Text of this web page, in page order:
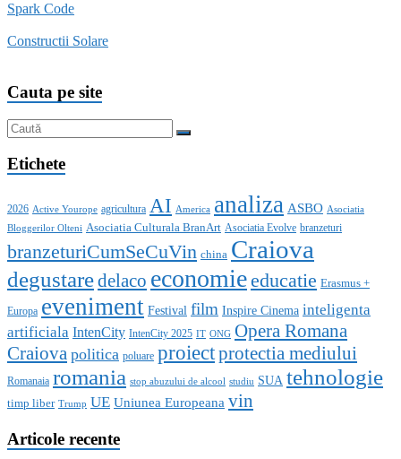
Spark Code
Constructii Solare
Cauta pe site
Etichete
2026 Active Yourope agricultura AI America analiza ASBO Asociatia
Bloggerilor Olteni Asociatia Culturala BranArt Asociatia Evolve branzeturi
branzeturiCumSeCuVin china Craiova
degustaredelaco economieeducatie Erasmus +
Europa eveniment Festival film Inspire Cinema inteligenta
artificiala IntenCity IntenCity 2025 IT ONG Opera Romana
Craiova politica poluare proiectprotectia mediului
Romanaia romania stop abuzului de alcool studiu SUA tehnologie
timp liber Trump UE Uniunea Europeana vin
Articole recente